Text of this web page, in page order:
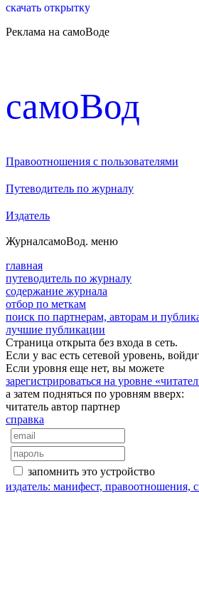
скачать открытку
Реклама на самоВоде
cамоВод
Правоотношения с пользователями
Путеводитель по журналу
Издатель
ЖурналсамоВод. меню
главная
путеводитель по журналу
содержание журнала
отбор по меткам
поиск по партнерам, авторам и
лучшие публикации
Страница открыта без входа в сеть.
Если у вас есть сетевой уровень,
Если уровня еще нет, вы можете
зарегистрироваться на уровне
а затем подняться по уровням вверх:
читатель автор партнер
справка
запомнить это устройство
издатель: манифест, правоотношения,